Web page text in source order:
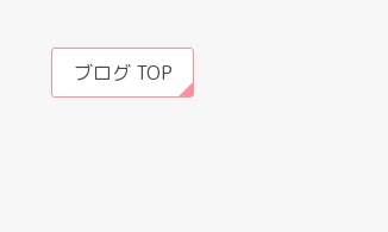
ブログ TOP